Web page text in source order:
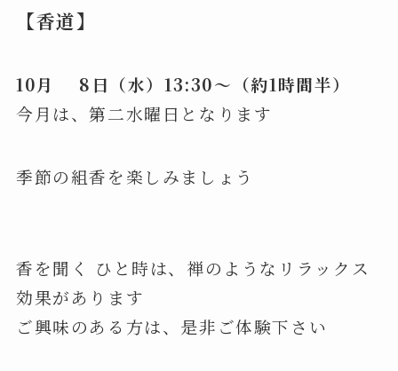
【香道】
10月 8日（水）13:30〜（約1時間半）
今月は、第二水曜日となります
季節の組香を楽しみましょう
香を聞く ひと時は、禅のようなリラックス
効果があります
ご興味のある方は、是非ご体験下さい